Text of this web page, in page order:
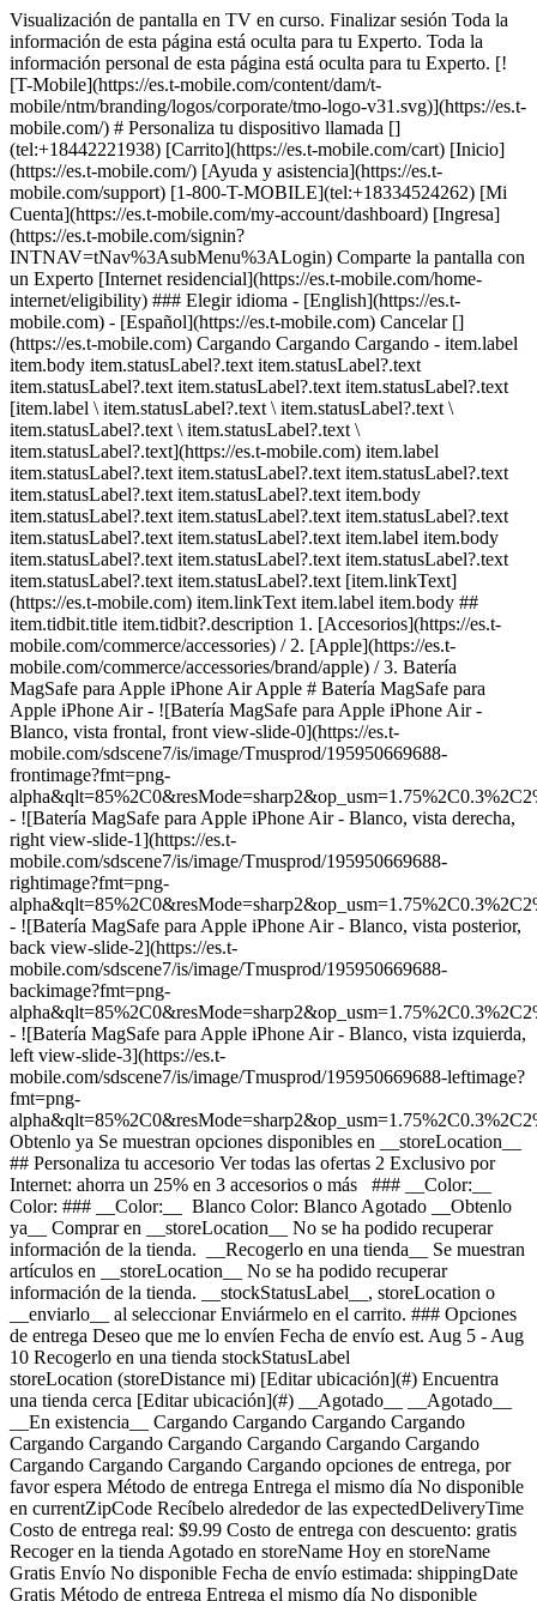
Visualización de pantalla en TV en curso. Finalizar sesión Toda la
información de esta página está oculta para tu Experto. Toda la
información personal de esta página está oculta para tu Experto. [!
[T-Mobile](https://es.t-mobile.com/content/dam/t-
mobile/ntm/branding/logos/corporate/tmo-logo-v31.svg)](https://es.t-
mobile.com/) # ​​​​​​​Personaliza tu dispositivo llamada []
(tel:+18442221938) [Carrito](https://es.t-mobile.com/cart) [Inicio]
(https://es.t-mobile.com/) [Ayuda y asistencia](https://es.t-
mobile.com/support) [1-800-T-MOBILE](tel:+18334524262) [Mi
Cuenta](https://es.t-mobile.com/my-account/dashboard) [Ingresa]
(https://es.t-mobile.com/signin?
INTNAV=tNav%3AsubMenu%3ALogin) Comparte la pantalla con
un Experto [Internet residencial](https://es.t-mobile.com/home-
internet/eligibility) ### Elegir idioma - [English](https://es.t-
mobile.com) - [Español](https://es.t-mobile.com) Cancelar []
(https://es.t-mobile.com) Cargando Cargando Cargando - item.label
item.body item.statusLabel?.text item.statusLabel?.text
item.statusLabel?.text item.statusLabel?.text item.statusLabel?.text
[item.label \ item.statusLabel?.text \ item.statusLabel?.text \
item.statusLabel?.text \ item.statusLabel?.text \
item.statusLabel?.text](https://es.t-mobile.com) item.label
item.statusLabel?.text item.statusLabel?.text item.statusLabel?.text
item.statusLabel?.text item.statusLabel?.text item.body
item.statusLabel?.text item.statusLabel?.text item.statusLabel?.text
item.statusLabel?.text item.statusLabel?.text item.label item.body
item.statusLabel?.text item.statusLabel?.text item.statusLabel?.text
item.statusLabel?.text item.statusLabel?.text [item.linkText]
(https://es.t-mobile.com) item.linkText item.label item.body ##
item.tidbit.title item.tidbit?.description 1. [Accesorios](https://es.t-
mobile.com/commerce/accessories) / 2. [Apple](https://es.t-
mobile.com/commerce/accessories/brand/apple) / 3. Batería
MagSafe para Apple iPhone Air Apple # Batería MagSafe para
Apple iPhone Air - ![Batería MagSafe para Apple iPhone Air -
Blanco, vista frontal, front view-slide-0](https://es.t-
mobile.com/sdscene7/is/image/Tmusprod/195950669688-
frontimage?fmt=png-
- ![Batería MagSafe para Apple iPhone Air - Blanco, vista derecha,
right view-slide-1](https://es.t-
mobile.com/sdscene7/is/image/Tmusprod/195950669688-
rightimage?fmt=png-
- ![Batería MagSafe para Apple iPhone Air - Blanco, vista posterior,
back view-slide-2](https://es.t-
mobile.com/sdscene7/is/image/Tmusprod/195950669688-
backimage?fmt=png-
- ![Batería MagSafe para Apple iPhone Air - Blanco, vista izquierda,
left view-slide-3](https://es.t-
mobile.com/sdscene7/is/image/Tmusprod/195950669688-leftimage?
fmt=png-
Obtenlo ya Se muestran opciones disponibles en __storeLocation__ ## Personaliza tu accesorio Ver todas las ofertas 2 Exclusivo por Internet: ahorra un 25% en 3 accesorios o más ### __Color:__ Color: ### __Color:__ Blanco Color: Blanco Agotado __Obtenlo ya__ Comprar en __storeLocation__ No se ha podido recuperar información de la tienda. __Recogerlo en una tienda__ Se muestran artículos en __storeLocation__ No se ha podido recuperar información de la tienda. __stockStatusLabel__, storeLocation o __enviarlo__ al seleccionar Enviármelo en el carrito. ### Opciones de entrega Deseo que me lo envíen Fecha de envío est. Aug 5 - Aug 10 Recogerlo en una tienda stockStatusLabel storeLocation (storeDistance mi) [Editar ubicación](#) Encuentra una tienda cerca [Editar ubicación](#) __Agotado__ __Agotado__ __En existencia__ Cargando Cargando Cargando Cargando Cargando Cargando Cargando Cargando Cargando Cargando Cargando Cargando Cargando Cargando opciones de entrega, por favor espera Método de entrega Entrega el mismo día No disponible en currentZipCode Recíbelo alrededor de las expectedDeliveryTime Costo de entrega real: $9.99 Costo de entrega con descuento: gratis Recoger en la tienda Agotado en storeName Hoy en storeName Gratis Envío No disponible Fecha de envío estimada: shippingDate Gratis Método de entrega Entrega el mismo día No disponible en currentZipCode Recíbelo alrededor de las expectedDeliveryTime Costo de entrega real: $9.99 Costo de entrega con descuento: gratis Entrega el mismo día No disponible en currentZipCode Recíbelo alrededor de las expectedDeliveryTime Costo de entrega real: $9.99 Costo de entrega con descuento: gratis Recoger en la tienda Agotado en storeName Hoy en storeName Gratis Recoger en la tienda Agotado en storeName Hoy en storeName Gratis Envío No disponible Fecha de envío estimada: shippingDate Gratis Envío No disponible Fecha de envío estimada: Aug 5 - Aug 10 Gratis __Tu tienda:__ [storeLocation (storeDistance mi)](#) Encuentra una tienda cerca [Editar ubicación](#) No disponible en currentZipCode No disponible en # Entregar a currentZipCode Editar ubicación # Enviar a currentZipCode __¿Eres un cliente nuevo o existente?__ Cliente existente Cliente nuevo __Bienvenido a T-Mobile (cliente nuevo)__ Editar __Elegir una opción de pago__ __Pagar mensualmente__ A pagar hoy $0.00 + impuestos $6.25/mes por 12 meses __Pagar el monto total__ $99.99 $74.97 \+ impuesto Si eliges pagar mensualmente y cancelas el servicio móvil, deberás pagar el saldo restante del accesorio. Para clientes elegibles. Tasa de interés anual de 0%. Se requiere servicio elegible. [](https://es.t-mobile.com) __Con plan de pago: actualMonthlyValue/mes por paymentTerms meses, sin intereses.__ A pagar hoy dueToday + impuestos y otros cargos __Precio sin descuento: payInFullStrikeThroughValue payInFull__ + impuesto Si eliges pagar mensualmente y cancelas el servicio móvil, deberás pagar el saldo restante del dispositivo. Solo para clientes elegibles. 0% de interés anual (APR). Se requiere compra mínima de $49 en accesorios y servicio elegible. [](https://es.t-mobile.com) 1 Quantity 1 Agregar ( mi) __¿Deseas recibirlo antes?__ Encontrar tiendas cercanas Detalles ### Otras características * * * Diseño delgado y liviano: la batería MagSafe para iPhone Air se creó exclusivamente para el iPhone Air. Se diseñó para caber en el bolsillo, se siente muy bien en la mano y añade hasta un 65% de carga adicional al iPhone Air, lo que prolonga la duración de la batería más que cualquier otro iPhone. Comportamiento inteligente: conecta la batería MagSafe a tu iPhone Air completamente cargado para usarlo todo el día. Para maximizar la vida útil de la batería, el sistema combinado elegirá los mejores momentos para recargarla. O cuando necesites una recarga rápida, simplemente conéctalo para obtener hasta 12 W de carga inalámbrica rápida al instante. Carga rápida: para una carga aún más rápida de tu iPhone Air, acopla la batería MagSafe y conéctala a un adaptador de corriente de 20 W o superior al mismo tiempo. ### ¿Qué hay en la caja? * * * - Batería MagSafe para iPhone Air ### Detalles adicionales de especificaciones * * * __Peso__ 0.44 lb * * * __Duración__ 0.71 pulgadas * * * __Altura__ 6.24 pulgadas * * * __Ancho__ 3.39 pulgadas * * * [](https://es.t-mobile.com) ver detalles ## promoción aplicada ver detalles ## | ![Logotipo de T-Mobile](https://es.t-mobile.com/sdscene7/is/image/Tmusprod/fg-tmobile-logo?ts=1710994518480&dpr=off "Logotipo de T-Mobile") __Ingresa a tu cuenta.__ Ingresa Continuar como invitado. [__¿Necesitas ayuda para ingresar?__](https://es.account.t-mobile.com/signin/v2/ "Enlace Necesito ayuda para ingresar") [__Crea un T-Mobile ID__](https://es.account.t-mobile.com/signin/v2/ "Crear una ID de T-Mobile") promoLongDescription Hola userName! Te damos la bienvenida a T-Mobile ¡Hola! Te damos la bienvenida a T-Mobile Tienda T-Mobile Experience storeLocation Dirección bowisStoreStreetAddress bowisStoreCity, bowisStoreState bowisStoreZipCode Salta la fila y aprovecha nuestras mejores ofertas y la selección más grande durante tu visita a la tienda. Compra en esta tienda ¿No estás en esta tienda? ## Selecciona una tienda ( mi) , , , Horario de hoy: - [](https://es.t-mobile.com) Configura esta tienda [](https://es.t-mobile.com) [Indicaciones](https://es.t-mobile.com) [Llamar a la tienda](tel:+1-undefined) - ### Horario de atención de la tienda Lunes a sábado - Domingo ## Selecciona una tienda ### Lo sentimos, hubo un problema técnico Los servicios que utilizamos para buscar tiendas según la ubicación no están funcionando en este momento. Busca por ciudad y estado o código postal para comprobar la disponibilidad en tiendas cercanas. No encontramos tiendas de T-Mobile cercanas. Prueba con otra ciudad, estado o código postal para buscar otras tiendas. Vuelve a intentarlo para encontrar la tienda más cercana. ( mi) , , , Horario de hoy: - En existencia Apresúrate, solo quedan unos cuantos [](https://es.t-mobile.com) Recoger aquí # Encuentra una tienda Selecciona un código postal y ciudad válidos __( mi)__ , , , Horario de hoy - [](https://es.t-mobile.com) * * * Selecciona una tienda ## Obtenlo más rápido con la opción de recogerlo en la tienda ¡Recibe tu pedido hoy mismo! Al revisar tu pedido, selecciona Retiro en tienda como método de entrega y empezaremos a preparar tu pedido en la tienda T-Mobile elegible que prefieras. Los accesorios actualmente no están disponibles para retiro en tienda. Recibirás un email cuando tu pedido esté listo para ser recogido y dispondrás de dos días laborales para retirarlo. # Lo sentimos, no eres elegible para esta promoción. De todos modos, puedes realizar la compra y aprovechar la red, los beneficios y las ventajas de T-Mobile. # Agotado Algunos artículos están agotados en storeName Puedes elegir que te envíen el pedido o consultar otros artículos disponibles en la tienda que seleccionaste para recogerlo. Cerrar ## Se eliminarán todos los artículos del carrito Al agregar este producto, se eliminarán los artículos ya agregados a tu carrito. Confirmar Cancelar # Los clientes también compraron Cargando Cargando Cargando Cargando Cargando Cargando Cargando [Aún no hay reseñas \ Precio normal: Precio original$ Precio de oferta$ Precio total: $](https://es.t-mobile.com) Ver 2 promociones Exclusivo por Internet: ahorra un 25% en 3 accesorios o más [![apple Batería MagSafe para Apple iPhone Air](https://cdn.tmobile.com/content/dam/t-mobile/en-p/accessories/195950669688/195950669688-thumbnail.png) \ apple __Batería MagSafe para Apple iPhone Air__ \ Aún no hay reseñas \ Aún no hay reseñas \ Aún no hay reseñas \ ![white](https://cdn.tmobile.com/images/png/products/accessories/195950669688/195950669688-swatch.gif) \ Precio normal: Precio original$ Precio de oferta$ Precio total: $ \ Desde $undefined/mes por undefined meses Desde $undefined/mes por undefined meses $ de pago inicial + impuestos a pagar hoy Precio normal: Precio original$ Precio de oferta$ Precio normal: Precio original$99.99 Precio de oferta$74.97 Precio total: $](https://es.t-mobile.com/accessory/apple-iphone-air-magsafe-battery?sku=195950669688) [![apple Apple Pencil Pro para iPad Pro - M4 e iPad Air - M2](https://cdn.tmobile.com/content/dam/t-mobile/en-p/accessories/195949573040/195949573040-thumbnail.png) \ apple __Apple Pencil Pro para iPad Pro - M4 e iPad Air - M2__ \ Aún no hay reseñas \ 5 (1) \ 5 de 5 estrellas con 1 reseñas \ Aún no hay reseñas \ ![white](https://cdn.tmobile.com/images/png/products/accessories/195949573040/195949573040-swatch.gif) \ Precio normal: Precio original$ Precio de oferta$ Precio total: $ \ Desde $undefined/mes por undefined meses Desde $undefined/mes por undefined meses $ de pago inicial + impuestos a pagar hoy Precio normal: Precio original$ Precio de oferta$ Precio total: $ Precio total: $129.99](https://es.t-mobile.com/accessory/apple-pencil-pro-for-ipad-pros-m4-and-ipad-airs-m2?sku=195949573040) Ver 1 promociones Exclusivo por Internet: ahorra un 25% en 3 accesorios o más [![apple Adaptador de corriente con USB-C Apple de 20 W](https://cdn.tmobile.com/content/dam/t-mobile/en-p/accessories/195949537110/195949537110-thumbnail.png) \ apple __Adaptador de corriente con USB-C Apple de 20 W__ \ Aún no hay reseñas \ 4.5 (256) \ 4.5 de 5 estrellas con 256 reseñas \ Aún no hay reseñas \ ![white](https://cdn.tmobile.com/images/png/products/accessories/195949537110/195949537110-swatch.gif) \ Precio normal: Precio original$ Precio de oferta$ Precio total: $ \ Desde $undefined/mes por undefined meses Desde $undefined/mes por undefined meses $ de pago inicial + impuestos a pagar hoy Precio normal: Precio original$ Pr